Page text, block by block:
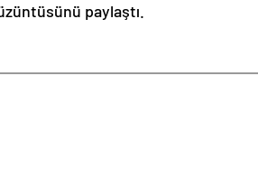
paylaştı.